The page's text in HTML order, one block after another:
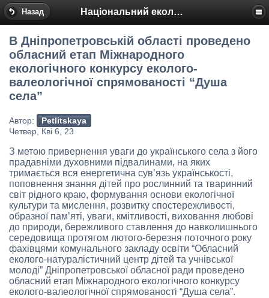
Назад Національний еколого-натуралістичний центр
В Дніпропетровській області проведено
обласний етап Міжнародного
екологічного конкурсу еколого-
валеологічної спрямованості “Душа
села”
Автор:
Petlitskaya
Четвер, Кві 6, 23
З метою привернення уваги до українського села з його
прадавніми духовними підвалинами, на яких
тримається вся енергетична сув’язь українськості,
поповнення знання дітей про рослинний та тваринний
світ рідного краю, формування основи екологічної
культури та мислення, розвитку спостережливості,
образної пам’яті, уваги, кмітливості, виховання любові
до природи, бережливого ставлення до навколишнього
середовища протягом лютого-березня поточного року
фахівцями комунального закладу освіти “Обласний
еколого-натуралістичний центр дітей та учнівської
молоді” Дніпропетровської обласної ради проведено
обласний етап Міжнародного екологічного конкурсу
еколого-валеологічної спрямованості “Душа села”.